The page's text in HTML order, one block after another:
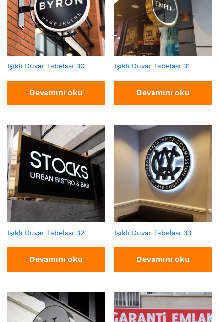
Işıklı Duvar Tabelası 30
Devamını oku
Işıklı Duvar Tabelası 31
Devamını oku
Işıklı Duvar Tabelası 32
Devamını oku
Işıklı Duvar Tabelası 33
Devamını oku